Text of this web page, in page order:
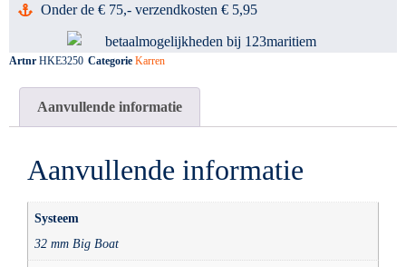
Onder de € 75,- verzendkosten € 5,95
Artnr HKE3250 Categorie Karren
Aanvullende informatie
Aanvullende informatie
Systeem
32 mm Big Boat